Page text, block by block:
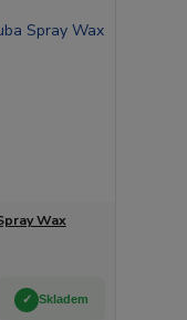
Wax
Skladem